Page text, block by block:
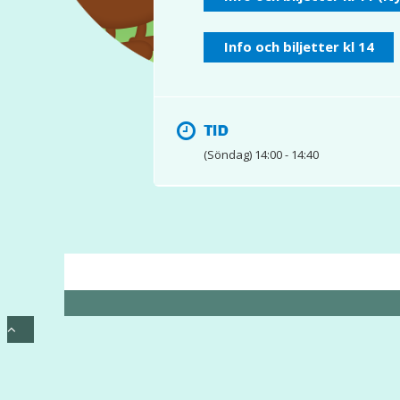
Info och biljetter kl 14
TID
(Söndag) 14:00 - 14:40